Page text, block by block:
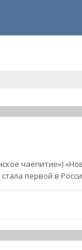
чаепитие»)
первой в